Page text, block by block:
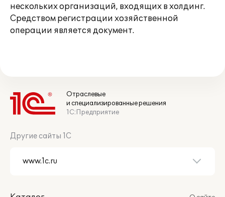
нескольких организаций, входящих в холдинг.
Средством регистрации хозяйственной
операции является документ.
Отраслевые
и специализированные решения
1С:Предприятие
Другие сайты 1С